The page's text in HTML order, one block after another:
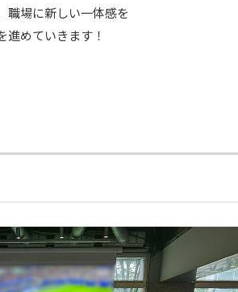
職場に新しい一体感を
めていきます！